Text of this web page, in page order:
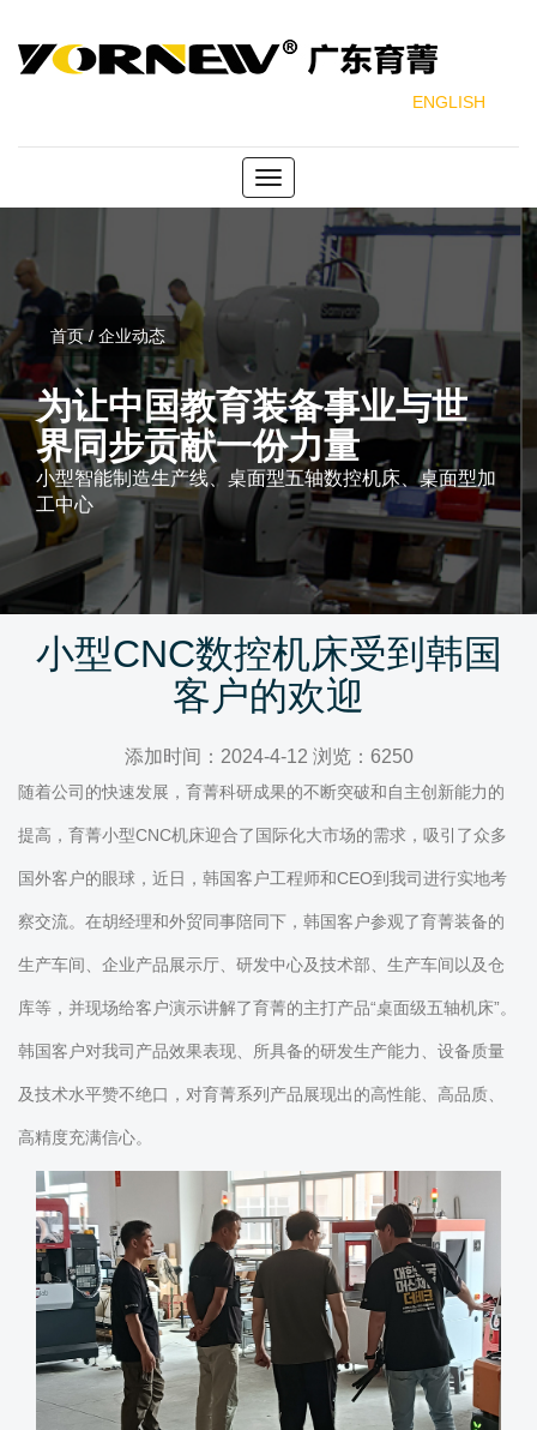
ENGLISH
Toggle
navigation
首页 / 企业动态
为让中国教育装备事业与世
界同步贡献一份力量
小型智能制造生产线、桌面型五轴数控机床、桌面型加
工中心
小型CNC数控机床受到韩国
客户的欢迎
添加时间：2024-4-12 浏览：6250
随着公司的快速发展，育菁科研成果的不断突破和自主创新能力的
提高，育菁小型CNC机床迎合了国际化大市场的需求，吸引了众多
国外客户的眼球，近日，韩国客户工程师和CEO到我司进行实地考
察交流。在胡经理和外贸同事陪同下，韩国客户参观了育菁装备的
生产车间、企业产品展示厅、研发中心及技术部、生产车间以及仓
库等，并现场给客户演示讲解了育菁的主打产品“桌面级五轴机床”。
韩国客户对我司产品效果表现、所具备的研发生产能力、设备质量
及技术水平赞不绝口，对育菁系列产品展现出的高性能、高品质、
高精度充满信心。